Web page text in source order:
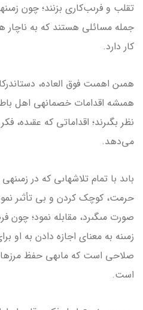
تقلب و فرىب‌کارى بزنند؛ چون
جمله مسائلى هستند که به
کار دارد.
همىن اهمىت فوق العاده،
همىشه اقدامات خصمانه­ى اهل
نظر بگىرند؛ اقداماتى که عقىده،
مى‌دهد.
باىد با تمام تلاش­هاىى که در
حرمت، کوچک کردن و بى تأثىر
صورت مى­گىرد، مقابله نمود؛
زمىنه به معناى اجازه دادن به او
صلاحى است که ماىه­ى حفظ
است.